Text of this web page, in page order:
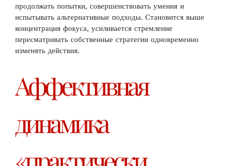
продолжать попытки, совершенствовать умения и
испытывать альтернативные подходы. Становится выше
концентрация фокуса, усиливается стремление
пересматривать собственные стратегии одновременно
изменять действия.
Аффективная
динамика